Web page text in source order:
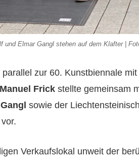
Elmar Gangl stehen auf dem Klafter |
zur 60. Kunstbiennale
Manuel Frick stellte gemeinsam
sowie der
Verkaufslokal unweit der